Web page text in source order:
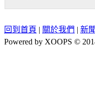
回到首頁 | 關於我們 | 新
Powered by XOOPS ©